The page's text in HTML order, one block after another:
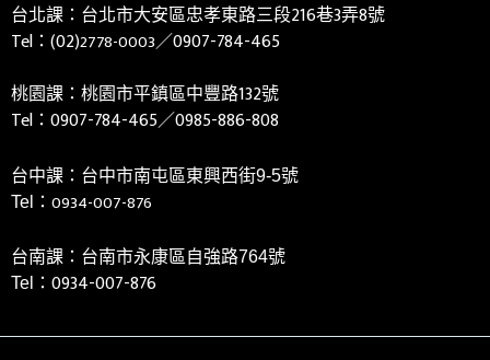
台北課：台北市大安區忠孝東路三段216巷3弄8號
Tel：(02)2778-0003／0907-784-465
桃園課：桃園市平鎮區中豐路132號
Tel： 0907-784-465／0985-886-808
台中課：台中市南屯區東興西街9-5號
Tel： 0934-007-876
台南課：台南市永康區自強路764號
Tel： 0934-007-876